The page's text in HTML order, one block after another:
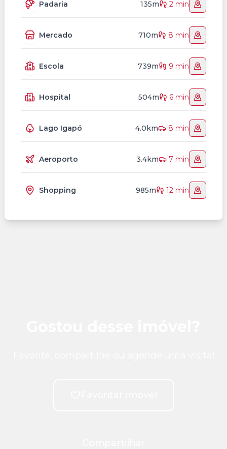
Padaria 135m 2 min
Mercado 710m 8 min
Escola 739m 9 min
Hospital 504m 6 min
Lago Igapó 4.0km 8 min
Aeroporto 3.4km 7 min
Shopping 985m 12 min